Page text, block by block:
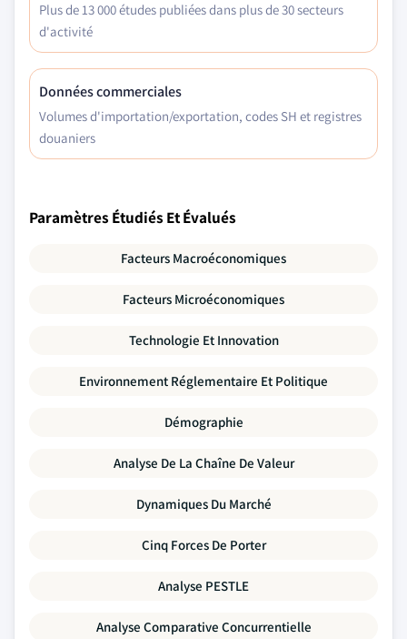
Plus de 13 000 études publiées dans plus de 30 secteurs
d'activité
Données commerciales
Volumes d'importation/exportation, codes SH et registres
douaniers
Paramètres Étudiés Et Évalués
Facteurs Macroéconomiques
Facteurs Microéconomiques
Technologie Et Innovation
Environnement Réglementaire Et Politique
Démographie
Analyse De La Chaîne De Valeur
Dynamiques Du Marché
Cinq Forces De Porter
Analyse PESTLE
Analyse Comparative Concurrentielle